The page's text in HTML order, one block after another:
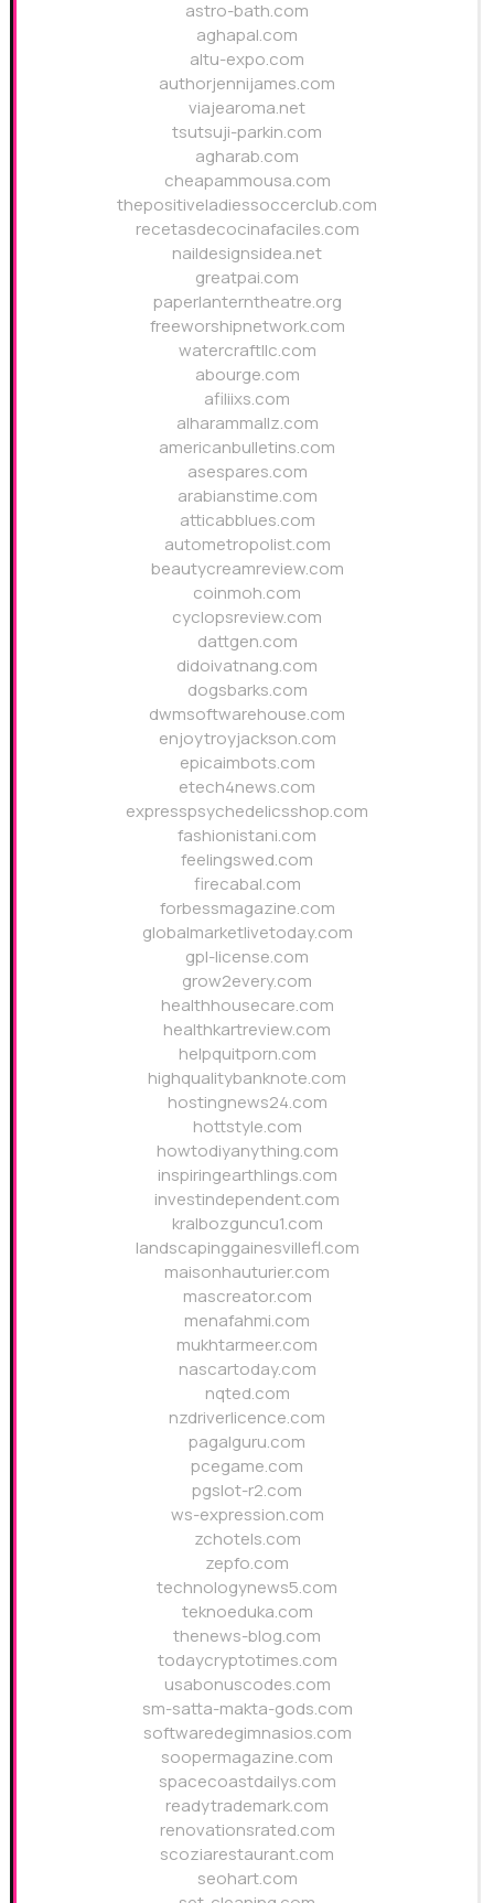
astro-bath.com
aghapal.com
altu-expo.com
authorjennijames.com
viajearoma.net
tsutsuji-parkin.com
agharab.com
cheapammousa.com
thepositiveladiessoccerclub.com
recetasdecocinafaciles.com
naildesignsidea.net
greatpai.com
paperlanterntheatre.org
freeworshipnetwork.com
watercraftllc.com
abourge.com
afiliixs.com
alharammallz.com
americanbulletins.com
asespares.com
arabianstime.com
atticabblues.com
autometropolist.com
beautycreamreview.com
coinmoh.com
cyclopsreview.com
dattgen.com
didoivatnang.com
dogsbarks.com
dwmsoftwarehouse.com
enjoytroyjackson.com
epicaimbots.com
etech4news.com
expresspsychedelicsshop.com
fashionistani.com
feelingswed.com
firecabal.com
forbessmagazine.com
globalmarketlivetoday.com
gpl-license.com
grow2every.com
healthhousecare.com
healthkartreview.com
helpquitporn.com
highqualitybanknote.com
hostingnews24.com
hottstyle.com
howtodiyanything.com
inspiringearthlings.com
investindependent.com
kralbozguncu1.com
landscapinggainesvillefl.com
maisonhauturier.com
mascreator.com
menafahmi.com
mukhtarmeer.com
nascartoday.com
nqted.com
nzdriverlicence.com
pagalguru.com
pcegame.com
pgslot-r2.com
ws-expression.com
zchotels.com
zepfo.com
technologynews5.com
teknoeduka.com
thenews-blog.com
todaycryptotimes.com
usabonuscodes.com
sm-satta-makta-gods.com
softwaredegimnasios.com
soopermagazine.com
spacecoastdailys.com
readytrademark.com
renovationsrated.com
scoziarestaurant.com
seohart.com